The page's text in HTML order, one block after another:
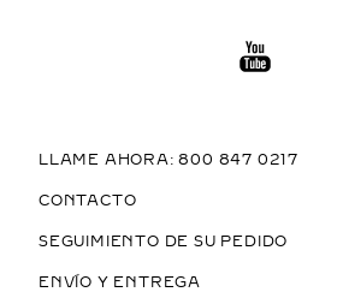
LLAME AHORA: 800 847 0217
CONTACTO
SEGUIMIENTO DE SU PEDIDO
ENVÍO Y ENTREGA